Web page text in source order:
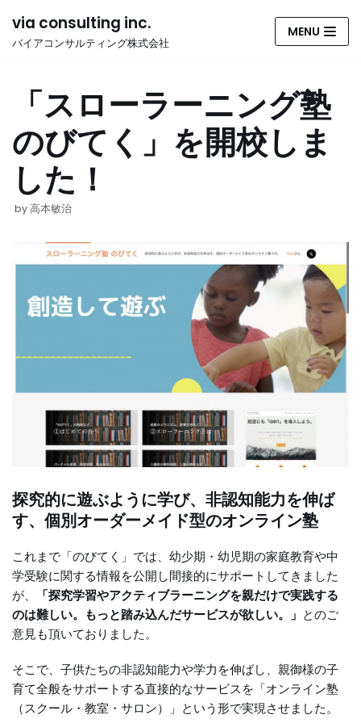
コ
ン
ス
キ
ッ
プ
via consulting inc.
バイアコンサルティング株式会社
MENU
「スローラーニング塾
のびてく」を開校しま
した！
by高本敏治
探究的に遊ぶように学び、非認知能力を伸ば
す、個別オーダーメイド型のオンライン塾
これまで「のびてく」では、幼少期・幼児期の家庭教育や中
学受験に関する情報を公開し間接的にサポートしてきました
が、
「探究学習やアクティブラーニングを親だけで実践する
のは難しい。もっと踏み込んだサービスが欲しい。」 とのご
意見も頂いておりました。
そこで、子供たちの非認知能力や学力を伸ばし、親御様の子
育て全般をサポートする直接的なサービスを「オンライン塾
（スクール・教室・サロン）」という形で実現させました。